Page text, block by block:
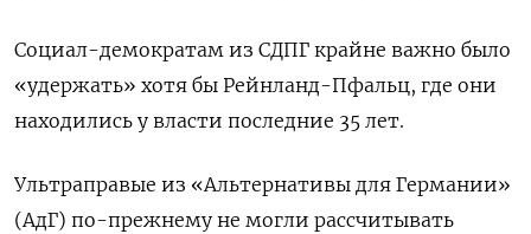
Социал-демократам из СДПГ крайне важно было
«удержать» хотя бы Рейнланд-Пфальц, где они
находились у власти последние 35 лет.
Ультраправые из «Альтернативы для Германии»
(АдГ) по-прежнему не могли рассчитывать